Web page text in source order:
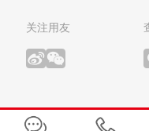
关注用友
版权所有：